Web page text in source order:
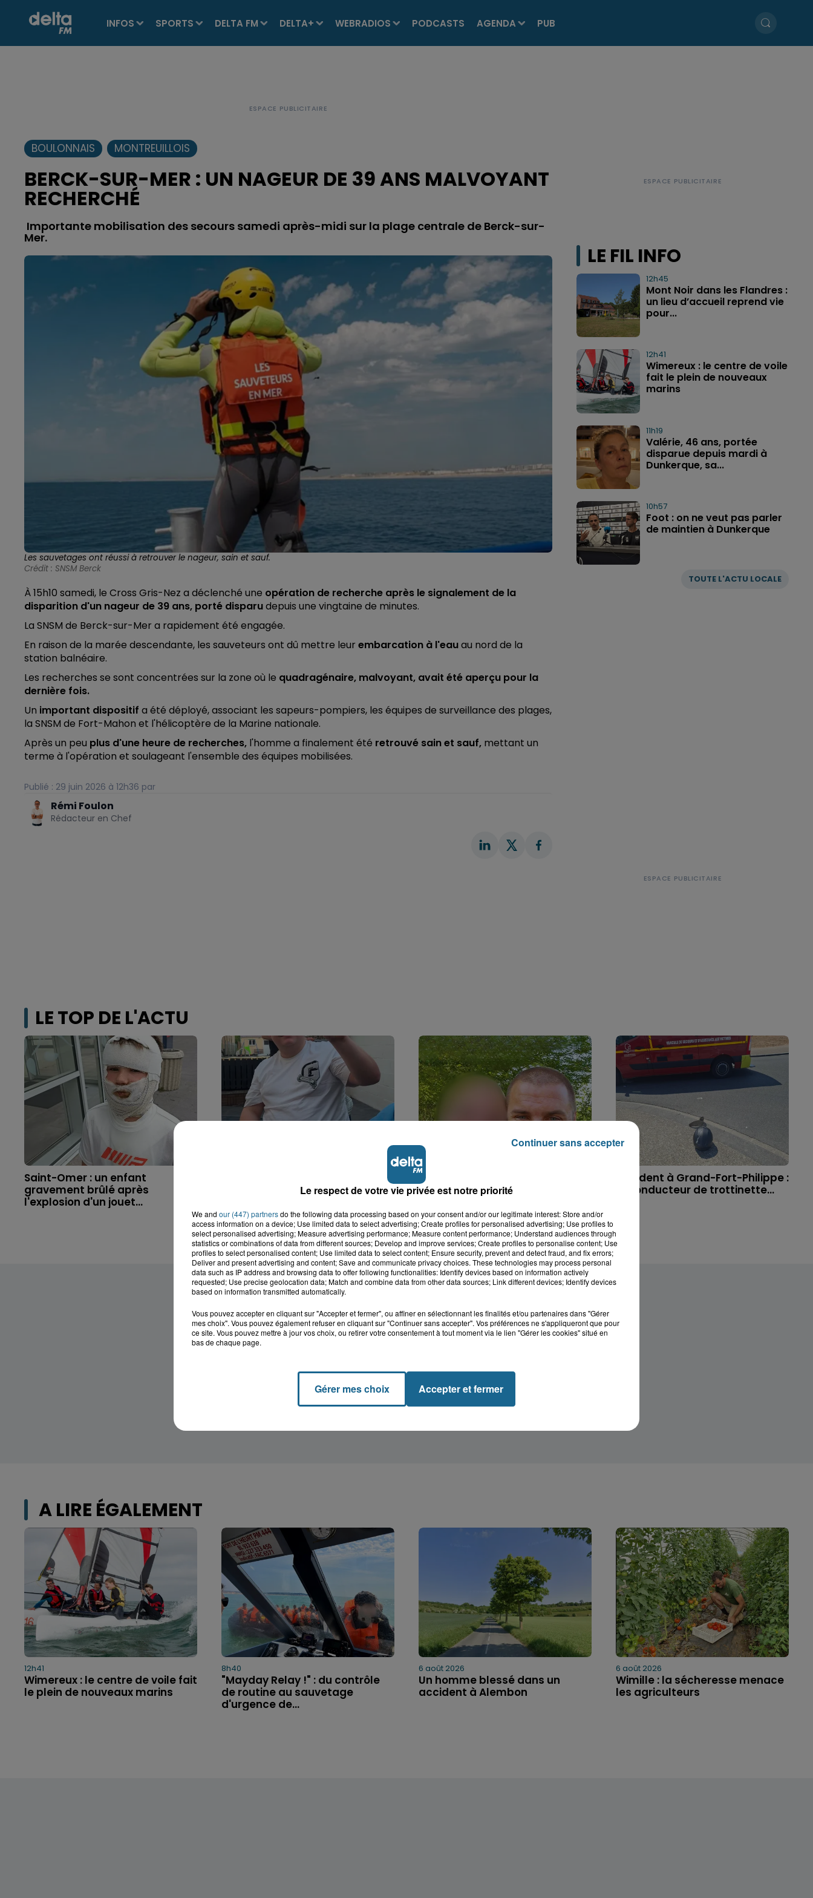
INFOS SPORTS DELTA FM DELTA+ WEBRADIOS PODCASTS AGENDA PUB
BOULONNAIS MONTREUILLOIS
BERCK-SUR-MER : UN NAGEUR DE 39 ANS MALVOYANT
RECHERCHÉ
Importante mobilisation des secours samedi après-midi sur la plage centrale de Berck-sur-
Mer.
Les sauvetages ont réussi à retrouver le nageur, sain et sauf.
Crédit : SNSM Berck
À 15h10 samedi, le Cross Gris-Nez a déclenché une opération de recherche après le signalement de la
disparition d'un nageur de 39 ans, porté disparudepuis une vingtaine de minutes.
La SNSM de Berck-sur-Mer a rapidement été engagée.
En raison de la marée descendante, les sauveteurs ont dû mettre leur embarcation à l'eauau nord de la
station balnéaire.
Les recherches se sont concentrées sur la zone où le quadragénaire, malvoyant, avait été aperçu pour la
dernière fois.
Un important dispositif a été déployé, associant les sapeurs-pompiers, les équipes de surveillance des plages,
la SNSM de Fort-Mahon et l'hélicoptère de la Marine nationale.
Après un peu plus d'une heure de recherches, l'homme a finalement été retrouvé sain et sauf, mettant un
terme à l'opération et soulageant l'ensemble des équipes mobilisées.
Publié : 29 juin 2026 à 12h36 par
Rémi Foulon
Rédacteur en Chef
LE FIL INFO
TOUTE L'ACTU LOCALE
12h45
Mont Noir dans les Flandres :
un lieu d’accueil reprend vie
pour...
12h41
Wimereux : le centre de voile
fait le plein de nouveaux
marins
11h19
Valérie, 46 ans, portée
disparue depuis mardi à
Dunkerque, sa...
10h57
Foot : on ne veut pas parler
de maintien à Dunkerque
LE TOP DE L'ACTU
Saint-Omer : un enfant
gravement brûlé après
l'explosion d'un jouet...
accident, Lucas s'en est allé
Disparition inquiétante à
Cappelle-la-Grande : Michael,
Accident à Grand-Fort-Philippe :
le conducteur de trottinette...
A LIRE ÉGALEMENT
12h41
Wimereux : le centre de voile fait
le plein de nouveaux marins
8h40
"Mayday Relay !" : du contrôle
de routine au sauvetage
d'urgence de...
6 août 2026
Un homme blessé dans un
accident à Alembon
6 août 2026
Wimille : la sécheresse menace
les agriculteurs
Le respect de votre vie privée est notre priorité
We and our (447) partnersdo the following data processing based on your consent and/or our legitimate interest: Store and/or
access information on a device; Use limited data to select advertising; Create profiles for personalised advertising; Use profiles to
select personalised advertising; Measure advertising performance; Measure content performance; Understand audiences through
statistics or combinations of data from different sources; Develop and improve services; Create profiles to personalise content; Use
profiles to select personalised content; Use limited data to select content; Ensure security, prevent and detect fraud, and fix errors;
Deliver and present advertising and content; Save and communicate privacy choices. These technologies may process personal
data such as IP address and browsing data to offer following functionalities: Identify devices based on information actively
requested; Use precise geolocation data; Match and combine data from other data sources; Link different devices; Identify devices
based on information transmitted automatically.
Vous pouvez accepter en cliquant sur "Accepter et fermer", ou affiner en sélectionnant les finalités et/ou partenaires dans "Gérer
mes choix". Vous pouvez également refuser en cliquant sur "Continuer sans accepter". Vos préférences ne s'appliqueront que pour
ce site. Vous pouvez mettre à jour vos choix, ou retirer votre consentement à tout moment via le lien "Gérer les cookies" situé en
bas de chaque page.
Gérer mes choix Accepter et fermer
Continuer sans accepter